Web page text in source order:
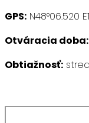
GPS: N48°06.520
Otváracia doba:
Obtiažnosť: